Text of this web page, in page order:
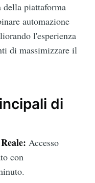
piattaforma
automazione
l'esperienza
di massimizzare il
di
Accesso
con